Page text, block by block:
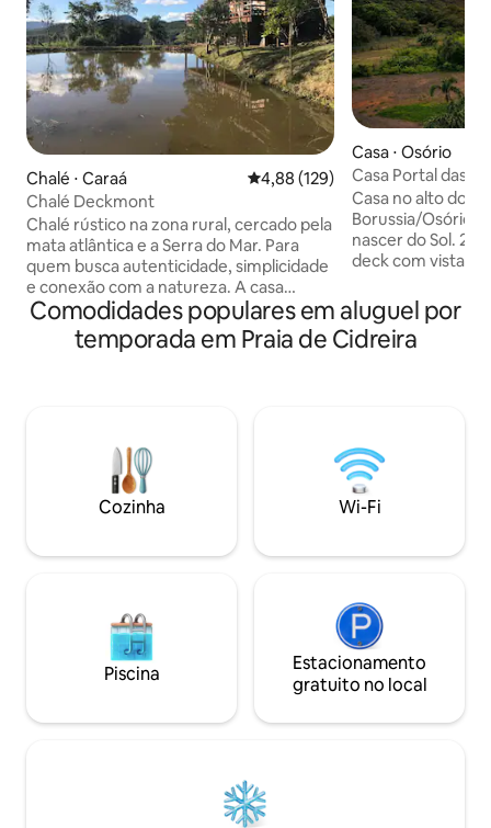
Chalé ⋅ Caraá 4,88 de uma avaliação média de
4,88 (129)
Chalé Deckmont
Chalé rústico na zona rural, cercado pela
mata atlântica e a Serra do Mar. Para
quem busca autenticidade, simplicidade
e conexão com a natureza. A casa
oferece conforto, privacidade, internet
excelente, atendimento personalizado,
cozinha completa (churras) e pets bem-
de turismo e gastronomia local. Traga o
que precisar e aproveite para relaxar!
Casa ⋅ Osório
Casa Portal das
Alto do Morro
Casa no alto do
Borussia/Osório
nascer do Sol. 2 hóspedes adultos Amplo
deck com vista,
(interna/
equipada, 2 banheiros com chuveiros à
gás e quarto de
externos
in: 15h/Checkout:
Comodidades populares em aluguel por
temporada em Praia de Cidreira
Cozinha Wi-Fi
Piscina
Estacionamento
gratuito no local